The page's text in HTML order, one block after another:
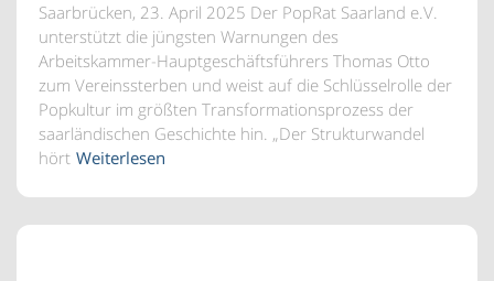
Saarbrücken, 23. April 2025 Der PopRat Saarland e.V.
unterstützt die jüngsten Warnungen des
Arbeitskammer-Hauptgeschäftsführers Thomas Otto
zum Vereinssterben und weist auf die Schlüsselrolle der
Popkultur im größten Transformationsprozess der
saarländischen Geschichte hin. „Der Strukturwandel
hört Weiterlesen